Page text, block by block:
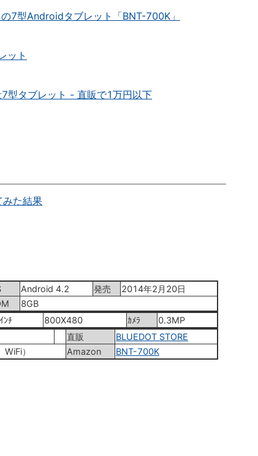
7型Androidタブレット「BNT-700K」
ット
型タブレット - 直販で1万円以下
みた結果
Android 4.2 発売
2014年2月20日
8GB
ﾝﾁ 800X480 ｶﾒﾗ
0.3MP
直販
BLUEDOT STORE
） Amazon BNT-700K